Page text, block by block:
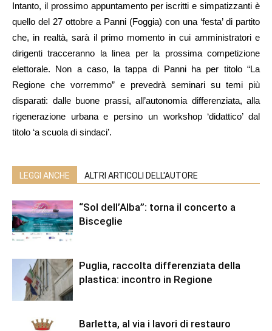
Intanto, il prossimo appuntamento per iscritti e simpatizzanti è
quello del 27 ottobre a Panni (Foggia) con una ‘festa’ di partito
che, in realtà, sarà il primo momento in cui amministratori e
dirigenti tracceranno la linea per la prossima competizione
elettorale. Non a caso, la tappa di Panni ha per titolo “La
Regione che vorremmo” e prevedrà seminari su temi più
disparati: dalle buone prassi, all’autonomia differenziata, alla
rigenerazione urbana e persino un workshop ‘didattico’ dal
titolo ‘a scuola di sindaci’.
LEGGI ANCHE ALTRI ARTICOLI DELL'AUTORE
“Sol dell’Alba”: torna il concerto a
Bisceglie
Puglia, raccolta differenziata della
plastica: incontro in Regione
Barletta, al via i lavori di restauro